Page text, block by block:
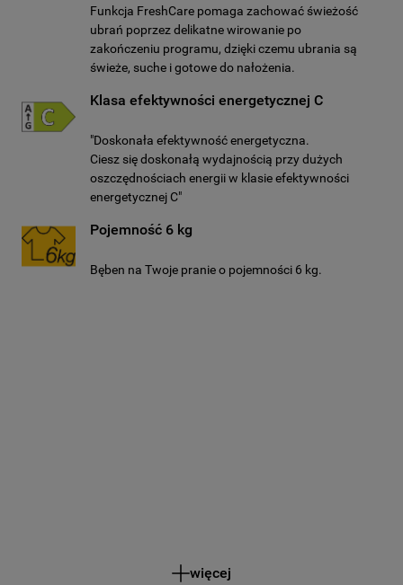
Funkcja FreshCare pomaga zachować świeżość
ubrań poprzez delikatne wirowanie po
zakończeniu programu, dzięki czemu ubrania są
świeże, suche i gotowe do nałożenia.
Klasa efektywności energetycznej C
"Doskonała efektywność energetyczna.
Ciesz się doskonałą wydajnością przy dużych
oszczędnościach energii w klasie efektywności
energetycznej C"
Pojemność 6 kg
Bęben na Twoje pranie o pojemności 6 kg.
więcej